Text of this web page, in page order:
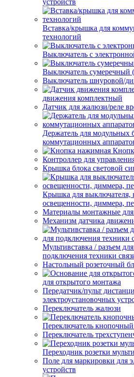
устройств
Вставка/крышка для
технологий
Выключатель с
Выключатель сумеречный
Выключатель шнуровой/
движения комплектный
Датчик для жалюзи/реле
Держатель для модульных
коммутационных
Контроллер для
Крышка блока световой
Крышка для выключателя,
освещенности, диммера,
Материалы монтажные
Механизм датчика
Мультивставка / разъем
подключения техники
Настольный розеточный
для открытого монтажа
Передатчик/пульт
электроустановочных
Переключатель жалюзи
Переключатель
Переключатель
Переходник розетки
Поле для маркировки для
устройств